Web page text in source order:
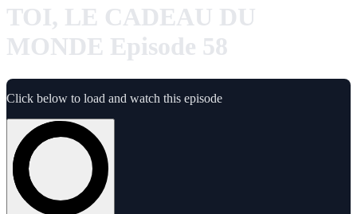
TOI, LE CADEAU DU
MONDE Episode 58
Click below to load and watch this episode